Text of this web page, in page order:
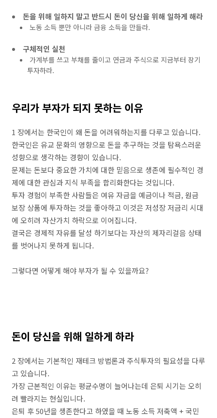
돈을 위해 일하지 말고 반드시 돈이 당신을 위해 일하게 해라
노동 소득 뿐만 아니라 금융 소득을 만들라.
구체적인 실천
가계부를 쓰고 부채를 줄이고 연금과 주식으로 지금부터 장기
투자하라.
우리가 부자가 되지 못하는 이유
1 장에서는 한국인이 왜 돈을 어려워하는지를 다루고 있습니다.
한국인은 유교 문화의 영향으로 돈을 추구하는 것을 탐욕스러운
성향으로 생각하는 경향이 있습니다.
문제는 돈보다 중요한 가치에 대한 믿음으로 생존에 필수적인 경
제에 대한 관심과 지식 부족을 합리화한다는 것입니다.
투자 경험이 부족한 사람들은 여유 자금을 예금이나 적금, 원금
보장 상품에 투자하는 것을 좋아하고 이것은 저성장 저금리 시대
에 오히려 자산가치 하락으로 이어집니다.
결국은 경제적 자유를 달성 하기보다는 자산의 제자리걸음 상태
를 벗어나지 못하게 됩니다.
그렇다면 어떻게 해야 부자가 될 수 있을까요?
돈이 당신을 위해 일하게 하라
2 장에서는 기본적인 재테크 방법론과 주식투자의 필요성을 다루
고 있습니다.
가장 근본적인 이유는 평균수명이 늘어나는데 은퇴 시기는 오히
려 빨라지는 현실입니다.
은퇴 후 50년을 생존한다고 하였을 때 노동 소득 저축액 + 국민